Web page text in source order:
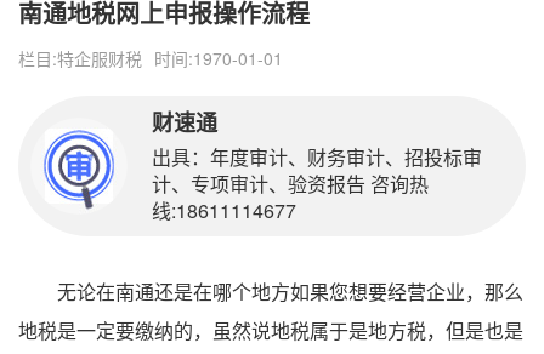
南通地税网上申报操作流程
栏目:特企服财税 时间:1970-01-01
财速通
出具：年度审计、财务审计、招投标审
计、专项审计、验资报告 咨询热
线:18611114677
无论在南通还是在哪个地方如果您想要经营企业，那么
地税是一定要缴纳的，虽然说地税属于是地方税，但是也是